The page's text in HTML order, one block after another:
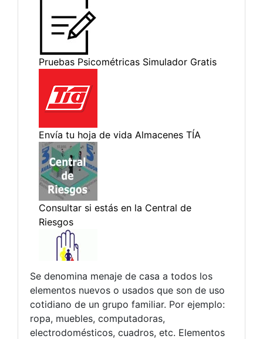
Se denomina menaje de casa a todos los
elementos nuevos o usados que son de uso
cotidiano de un grupo familiar. Por ejemplo:
ropa, muebles, computadoras,
electrodomésticos, cuadros, etc. Elementos